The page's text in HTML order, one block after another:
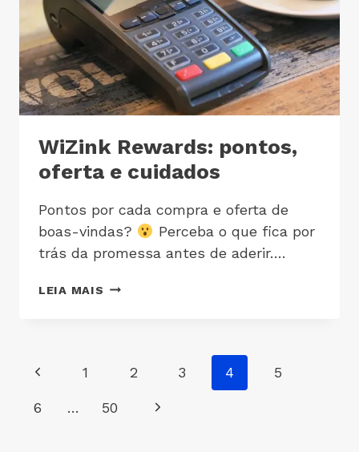
WiZink Rewards: pontos,
oferta e cuidados
Pontos por cada compra e oferta de
boas-vindas?
Perceba o que fica por
trás da promessa antes de aderir….
LEIA MAIS
1 2 3 4 5
6 … 50